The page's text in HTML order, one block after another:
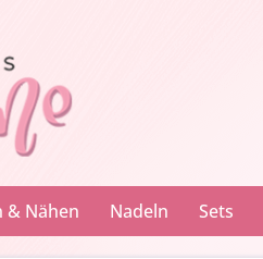
& Nähen Nadeln Sets